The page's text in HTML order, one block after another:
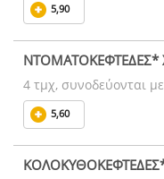
5,90
ΝΤΟΜΑΤΟΚΕΦΤΕΔΕΣ*
4 τμχ, συνοδεύονται
5,60